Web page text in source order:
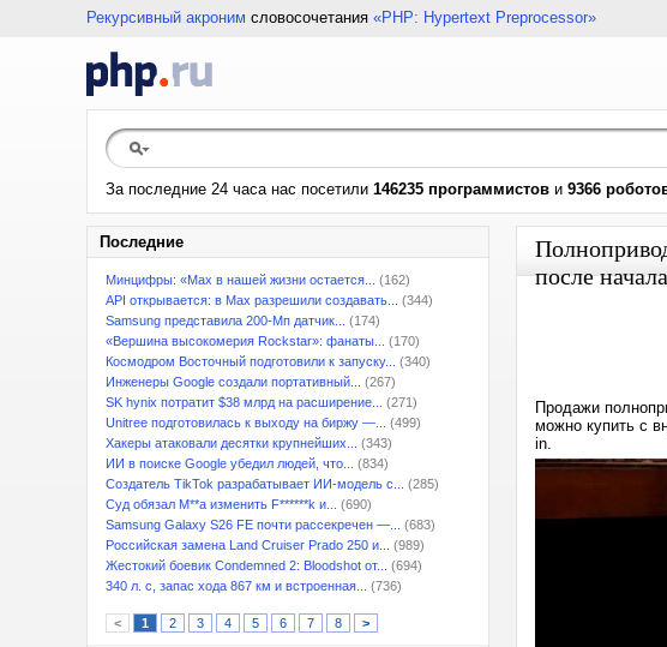
Рекурсивный акроним словосочетания «PHP: Hypertext Preprocessor»
За последние 24 часа нас посетили 146235 программистов и 9366
Последние
Минцифры: «Max в нашей жизни остается...
(162)
API открывается: в Max разрешили создавать...
(344)
Samsung представила 200-Мп датчик...
(174)
«Вершина высокомерия Rockstar»: фанаты...
(170)
Космодром Восточный подготовили к запуску...
(340)
Инженеры Google создали портативный...
(267)
SK hynix потратит $38 млрд на расширение...
(271)
Unitree подготовилась к выходу на биржу —...
(499)
Хакеры атаковали десятки крупнейших...
(343)
ИИ в поиске Google убедил людей, что...
(834)
Создатель TikTok разрабатывает ИИ-модель с...
(285)
Суд обязал M**a изменить F******k и...
(690)
Samsung Galaxy S26 FE почти рассекречен —...
(683)
Российская замена Land Cruiser Prado 250 и...
(989)
Жестокий боевик Condemned 2: Bloodshot от...
(694)
340 л. с, запас хода 867 км и встроенная...
(736)
< 1 2 3 4 5 6 7 8 >
после
Продажи
можно купить с
in.